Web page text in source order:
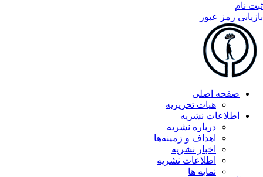
نام
رمز عبور
صفحه اصلی
هیات تحریریه
اطلاعات نشریه
درباره نشریه
اهداف و زمینه‌ها
اخبار نشریه
اطلاعات نشریه
نمایه ها